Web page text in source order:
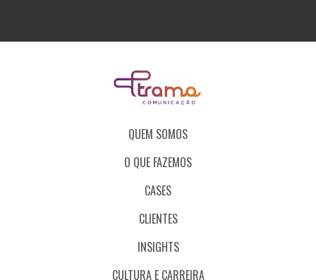
QUEM SOMOS
O QUE FAZEMOS
CASES
CLIENTES
INSIGHTS
CULTURA E CARREIRA